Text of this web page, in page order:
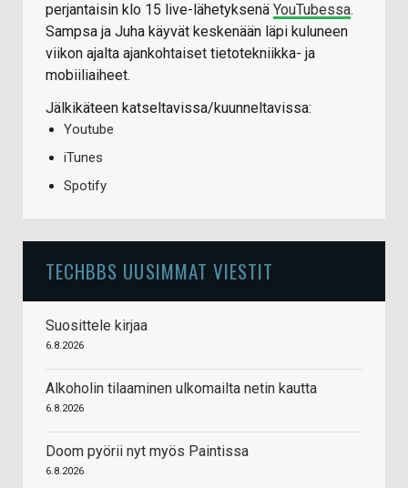
perjantaisin klo 15 live-lähetyksenä YouTubessa.
Sampsa ja Juha käyvät keskenään läpi kuluneen
viikon ajalta ajankohtaiset tietotekniikka- ja
mobiiliaiheet.
Jälkikäteen katseltavissa/kuunneltavissa:
Youtube
iTunes
Spotify
TECHBBS UUSIMMAT VIESTIT
Suosittele kirjaa
6.8.2026
Alkoholin tilaaminen ulkomailta netin kautta
6.8.2026
Doom pyörii nyt myös Paintissa
6.8.2026